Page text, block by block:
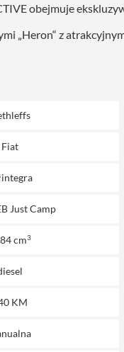
obejmuje
„Heron“ z
Fiat
Just Camp
cm3
KM